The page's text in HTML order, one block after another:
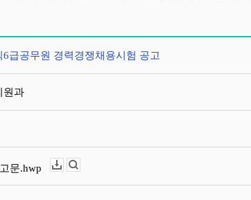
6급공무원 경력경쟁채용시험 공고
원과
문.hwp